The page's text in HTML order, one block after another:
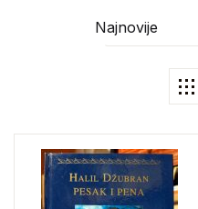
Najnovije